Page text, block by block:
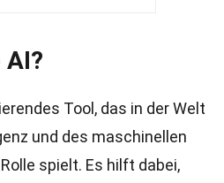
Tool, das in der Welt
und des maschinellen
spielt. Es hilft dabei,